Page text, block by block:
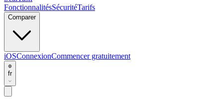
FonctionnalitésSécuritéTarifs
Comparer
iOSConnexionCommencer gratuitement
fr